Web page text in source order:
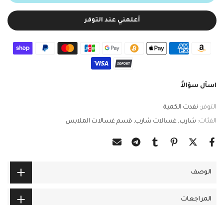
أعلمني عند التوفر
اسأل سؤالاً
التوفر: نفدت الكمية
الفئات: شارب غسالات شارب قسم غسالات الملابس
الوصف
المراجعات